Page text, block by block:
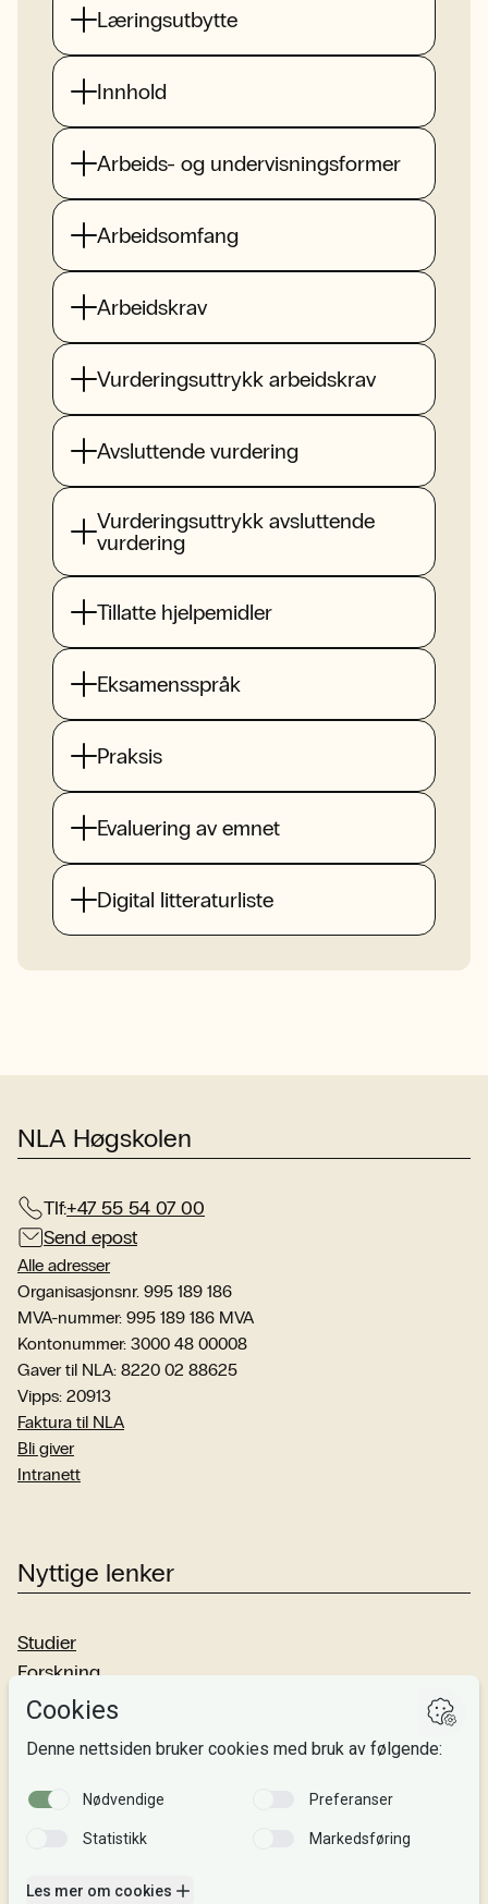
Læringsutbytte
Innhold
Arbeids- og undervisningsformer
Arbeidsomfang
Arbeidskrav
Vurderingsuttrykk arbeidskrav
Avsluttende vurdering
Vurderingsuttrykk avsluttende
vurdering
Tillatte hjelpemidler
Eksamensspråk
Praksis
Evaluering av emnet
Digital litteraturliste
NLA Høgskolen
Tlf:+47 55 54 07 00
Send epost
Alle adresser
Organisasjonsnr. 995 189 186
MVA-nummer: 995 189 186 MVA
Kontonummer: 3000 48 00008
Gaver til NLA: 8220 02 88625
Vipps: 20913
Faktura til NLA
Bli giver
Intranett
Nyttige lenker
Studier
Forskning
Om oss
Si fra!
Følg oss